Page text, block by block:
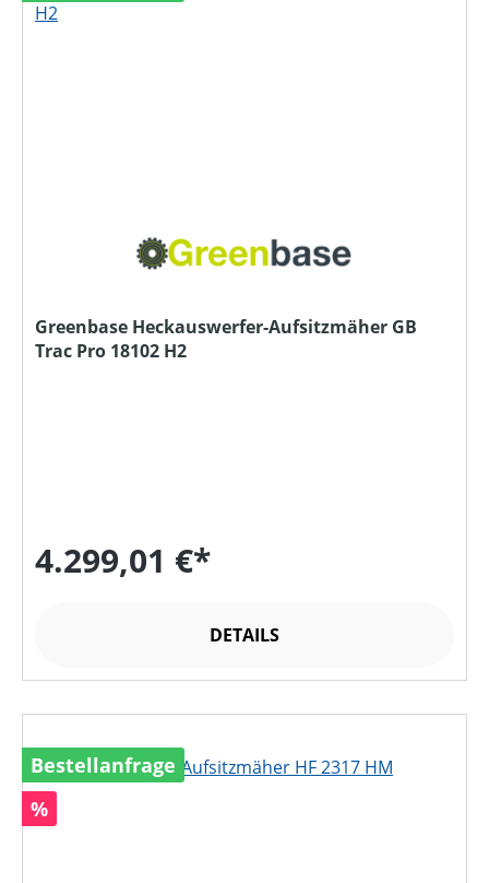
Greenbase Heckauswerfer-Aufsitzmäher GB
Trac Pro 18102 H2
4.299,01 €*
DETAILS
Bestellanfrage
Rabatt
%